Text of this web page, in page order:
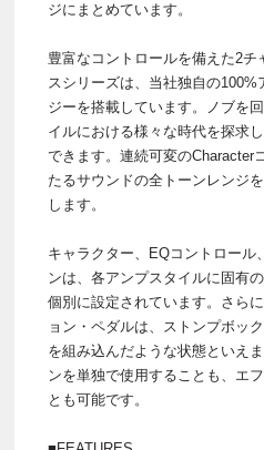
ジにまとめています。
豊富なコントロールを備えた2チ
スシリーズは、当社独自の100%
ジーを搭載しています。ノブを
イルにおける様々な時代を探求
できます。連続可変のCharacter
たるサウンドの全トーンレンジ
します。
キャラクター、EQコントロール
ンは、各アンプスタイルに固有
個別に設定されています。さら
ョン・ペダルは、ストンプボッ
を組み込んだような状態といえ
ンを単独で使用することも、エ
とも可能です。